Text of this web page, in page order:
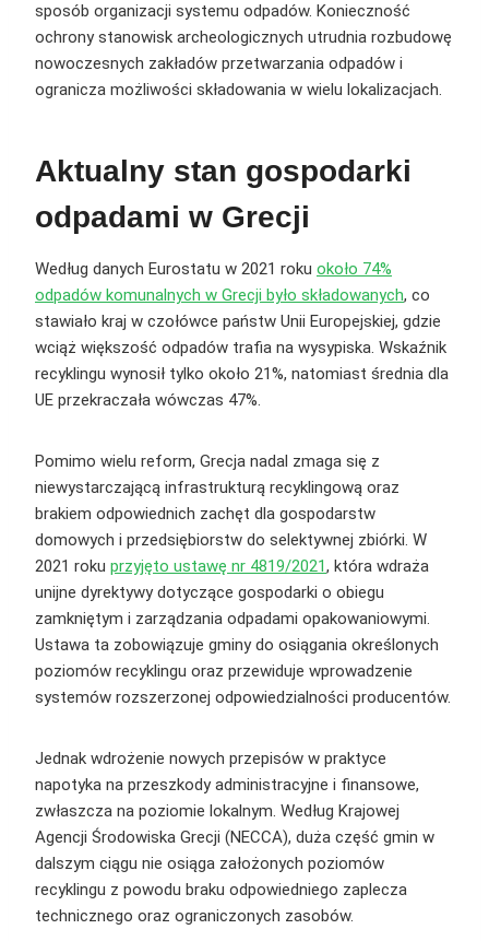
sposób organizacji systemu odpadów. Konieczność
ochrony stanowisk archeologicznych utrudnia rozbudowę
nowoczesnych zakładów przetwarzania odpadów i
ogranicza możliwości składowania w wielu lokalizacjach.
Aktualny stan gospodarki
odpadami w Grecji
Według danych Eurostatu w 2021 roku około 74%
odpadów komunalnych w Grecji było składowanych, co
stawiało kraj w czołówce państw Unii Europejskiej, gdzie
wciąż większość odpadów trafia na wysypiska. Wskaźnik
recyklingu wynosił tylko około 21%, natomiast średnia dla
UE przekraczała wówczas 47%.
Pomimo wielu reform, Grecja nadal zmaga się z
niewystarczającą infrastrukturą recyklingową oraz
brakiem odpowiednich zachęt dla gospodarstw
domowych i przedsiębiorstw do selektywnej zbiórki. W
2021 roku przyjęto ustawę nr 4819/2021, która wdraża
unijne dyrektywy dotyczące gospodarki o obiegu
zamkniętym i zarządzania odpadami opakowaniowymi.
Ustawa ta zobowiązuje gminy do osiągania określonych
poziomów recyklingu oraz przewiduje wprowadzenie
systemów rozszerzonej odpowiedzialności producentów.
Jednak wdrożenie nowych przepisów w praktyce
napotyka na przeszkody administracyjne i finansowe,
zwłaszcza na poziomie lokalnym. Według Krajowej
Agencji Środowiska Grecji (NECCA), duża część gmin w
dalszym ciągu nie osiąga założonych poziomów
recyklingu z powodu braku odpowiedniego zaplecza
technicznego oraz ograniczonych zasobów.